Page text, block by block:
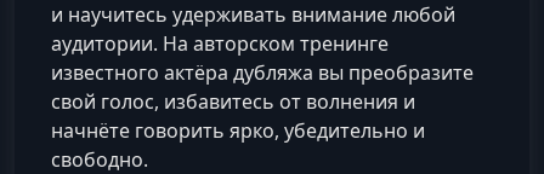
и научитесь удерживать внимание любой
аудитории. На авторском тренинге
известного актёра дубляжа вы преобразите
свой голос, избавитесь от волнения и
начнёте говорить ярко, убедительно и
свободно.